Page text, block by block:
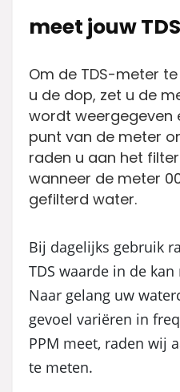
meet jouw
Om de TDS-meter
u de dop, zet u de
wordt weergegeven
punt van de meter
raden u aan het
wanneer de meter
gefilterd water.
Bij dagelijks gebruik
TDS waarde in de
Naar gelang uw
gevoel variëren in
PPM meet, raden wij
te meten.